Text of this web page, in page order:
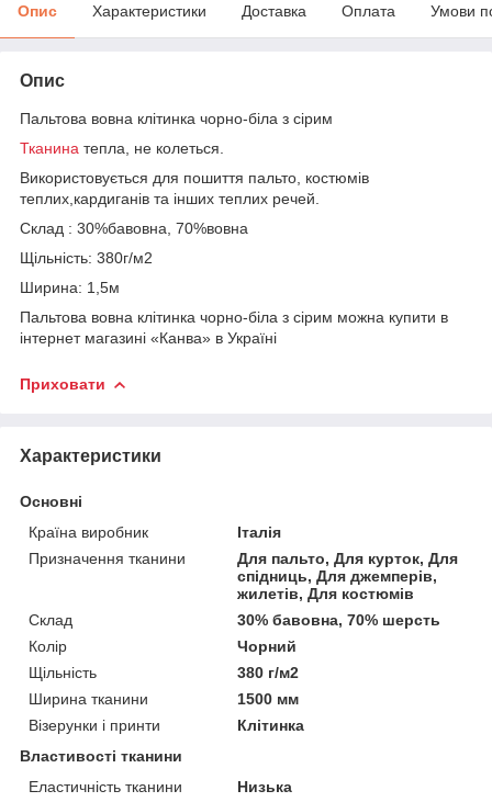
Опис Характеристики Доставка Оплата Умови
Опис
Пальтова вовна клітинка чорно-біла з сірим
Тканина тепла, не колеться.
Використовується для пошиття пальто, костюмів
теплих,кардиганів та інших теплих речей.
Склад : 30%бавовна, 70%вовна
Щільність: 380г/м2
Ширина: 1,5м
Пальтова вовна клітинка чорно-біла з сірим можна купити в
інтернет магазині «Канва» в Україні
Приховати
Характеристики
Основні
Країна виробник
Італія
Призначення тканини
Для пальто, Для курток, Для
спідниць, Для джемперів,
жилетів, Для костюмів
Склад
30% бавовна, 70% шерсть
Колір
Чорний
Щільність
380 г/м2
Ширина тканини
1500 мм
Візерунки і принти
Клітинка
Властивості тканини
Еластичність тканини
Низька